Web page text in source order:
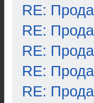
RE:
RE:
RE:
RE:
RE: